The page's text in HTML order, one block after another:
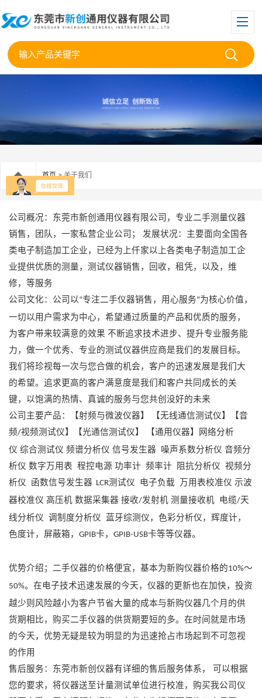
首页> 关于我们
公司概况：东莞市新创通用仪器有限公司，专业二手测量仪器
销售，团队，一家私营企业公司；
发展状况：主要面向全国各
类电子制造加工企业，已经为上仟家以上各类电子制造加工企
业提供优质的测量，测试仪器销售，回收，租凭，以及，维
修，等服务
公司文化：公司以 “专注二手仪器销售，用心服务”为核心价值，
一切以用户需求为中心，希望通过质量的产品和优质的服务，
为客户带来较满意的效果 不断追求技术进步、提升专业服务能
力，做一个优秀、专业的测试仪器供应商是我们的发展目标。
我们将珍视每一次与您合做的机会，客户的迅速发展是我们大
的希望。追求更高的客户满意度是我们和客户共同成长的关
键，以饱满的热情、真诚的服务与您共创没好的未来
公司主要产品：【射频与微波仪器】
【无线通信测试仪】【音
频/视频测试仪】【光通信测试仪】
【通用仪器】网络分析
仪 综合测试仪 频谱分析仪 信号发生器 噪声系数分析仪 音频分
析仪 数字万用表 程控电源 功率计 频率计 阻抗分析仪 视频分
析仪
函数信号发生器 LCR测试仪 电子负载 万用表校准仪 示波
器校准仪 高压机 数据采集器 接收/发射机 测量接收机 电缆/天
线分析仪 调制度分析仪
蓝牙综测仪，色彩分析仪，辉度计，
色度计，屏蔽箱， GPIB卡， GPIB-USB卡等等仪器。
优势介绍；二手仪器的价格便宜，基本为新购仪器价格的10%～
50%。在电子技术迅速发展的今天，仪器的更新也在加快，投资
越少则风险越小为客户节省大量的成本与新购仪器几个月的供
货期相比，购买二手仪器的供货期要短的多。在时间就是市场
的今天，优势无疑是较为明显的为迅速抢占市场起到不可忽视
的作用
售后服务：东莞市新创仪器有详细的售后服务体系，
可以根据
您的要求，将仪器送至计量测试单位进行校准，购买我公司仪